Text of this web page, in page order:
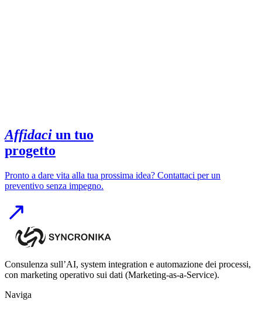
Affidaci un tuo
progetto
Pronto a dare vita alla tua prossima idea? Contattaci per un
preventivo senza impegno.
Consulenza sull’AI, system integration e automazione dei processi,
con marketing operativo sui dati (Marketing-as-a-Service).
Naviga